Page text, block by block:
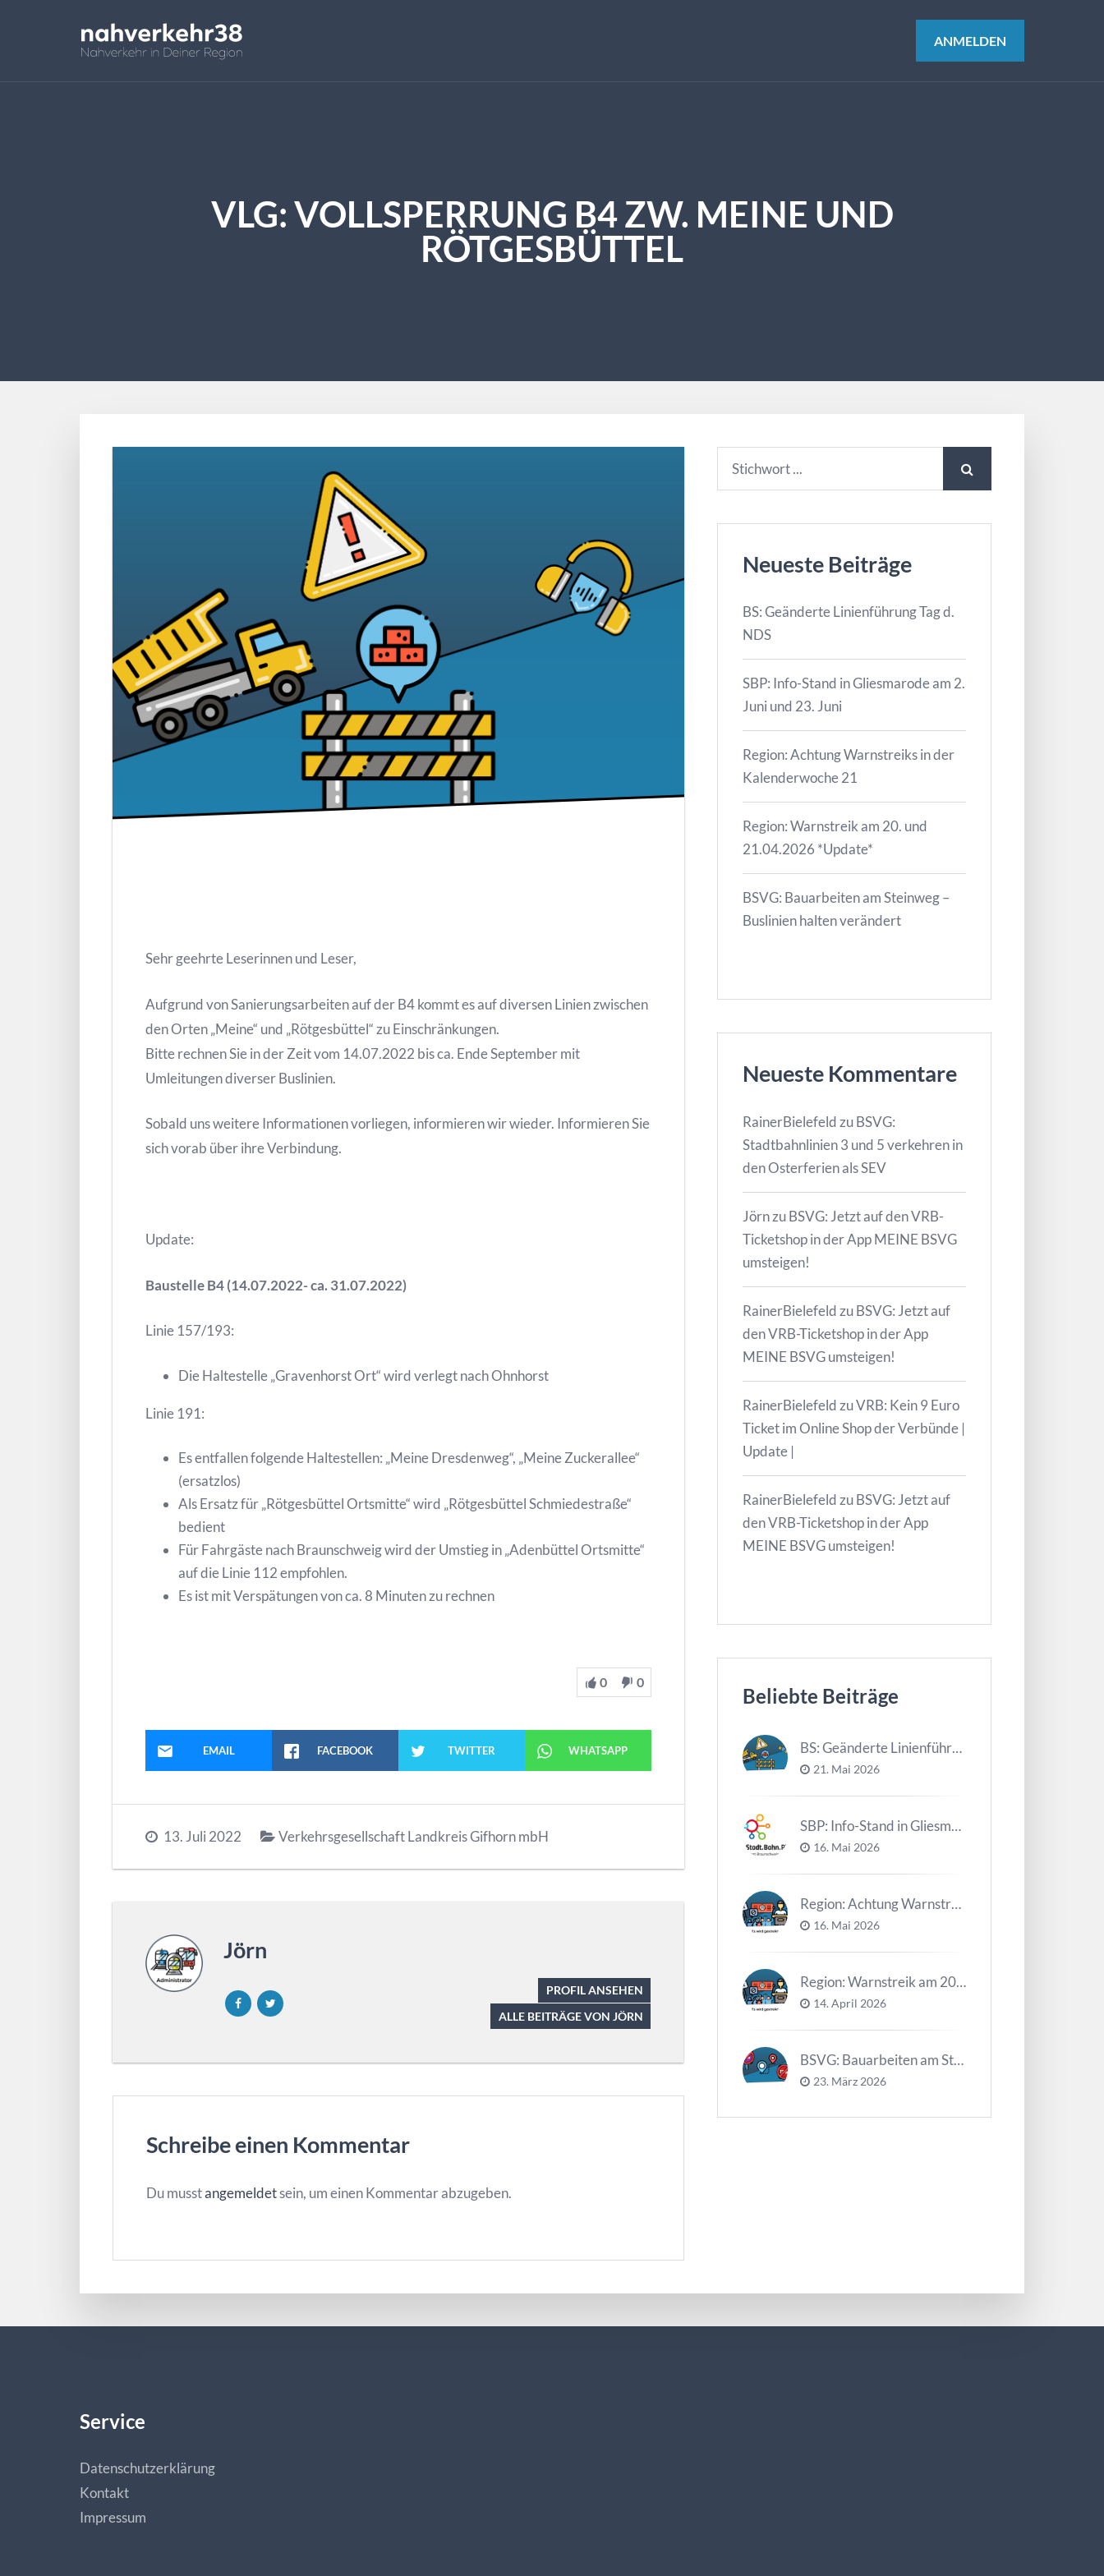
ANMELDEN
VLG: VOLLSPERRUNG B4 ZW. MEINE UND
RÖTGESBÜTTEL
Sehr geehrte Leserinnen und Leser,
Aufgrund von Sanierungsarbeiten auf der B4 kommt es auf diversen Linien zwischen
den Orten „Meine“ und „Rötgesbüttel“ zu Einschränkungen.
Bitte rechnen Sie in der Zeit vom 14.07.2022 bis ca. Ende September mit
Umleitungen diverser Buslinien.
Sobald uns weitere Informationen vorliegen, informieren wir wieder. Informieren Sie
sich vorab über ihre Verbindung.
Update:
Baustelle B4 (14.07.2022- ca. 31.07.2022)
Linie 157/193:
Die Haltestelle „Gravenhorst Ort“ wird verlegt nach Ohnhorst
Linie 191:
Es entfallen folgende Haltestellen: „Meine Dresdenweg“, „Meine Zuckerallee“
(ersatzlos)
Als Ersatz für „Rötgesbüttel Ortsmitte“ wird „Rötgesbüttel Schmiedestraße“
bedient
Für Fahrgäste nach Braunschweig wird der Umstieg in „Adenbüttel Ortsmitte“
auf die Linie 112 empfohlen.
Es ist mit Verspätungen von ca. 8 Minuten zu rechnen
0 0
EMAIL FACEBOOK TWITTER WHATSAPP
13. Juli 2022 Verkehrsgesellschaft Landkreis Gifhorn mbH
Jörn
PROFIL ANSEHEN
ALLE BEITRÄGE VON JÖRN
Schreibe einen Kommentar
Du musstangemeldetsein, um einen Kommentar abzugeben.
Neueste Beiträge
BS: Geänderte Linienführung Tag d.
NDS
SBP: Info-Stand in Gliesmarode am 2.
Juni und 23. Juni
Region: Achtung Warnstreiks in der
Kalenderwoche 21
Region: Warnstreik am 20. und
21.04.2026 *Update*
BSVG: Bauarbeiten am Steinweg –
Buslinien halten verändert
Neueste Kommentare
RainerBielefeld zuBSVG:
Stadtbahnlinien 3 und 5 verkehren in
den Osterferien als SEV
JörnzuBSVG: Jetzt auf den VRB-
Ticketshop in der App MEINE BSVG
umsteigen!
RainerBielefeld zuBSVG: Jetzt auf
den VRB-Ticketshop in der App
MEINE BSVG umsteigen!
RainerBielefeld zuVRB: Kein 9 Euro
Ticket im Online Shop der Verbünde |
Update |
RainerBielefeld zuBSVG: Jetzt auf
den VRB-Ticketshop in der App
MEINE BSVG umsteigen!
Beliebte Beiträge
BS: Geänderte Linienführung Tag d. NDS
21. Mai 2026
SBP: Info-Stand in Gliesmarode am 2. Juni und 23. Juni
16. Mai 2026
Region: Achtung Warnstreiks in der Kalenderwoche 21
16. Mai 2026
Region: Warnstreik am 20. und 21.04.2026 *Update*
14. April 2026
BSVG: Bauarbeiten am Steinweg – Buslinien halten verändert
23. März 2026
Service
Datenschutzerklärung
Kontakt
Impressum